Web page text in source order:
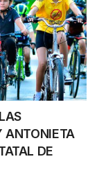
ANTONIETA
DE